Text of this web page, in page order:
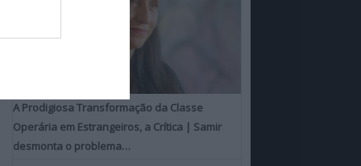
A Prodigiosa Transformação da Classe
Operária em Estrangeiros, a Crítica | Samir
desmonta o problema…